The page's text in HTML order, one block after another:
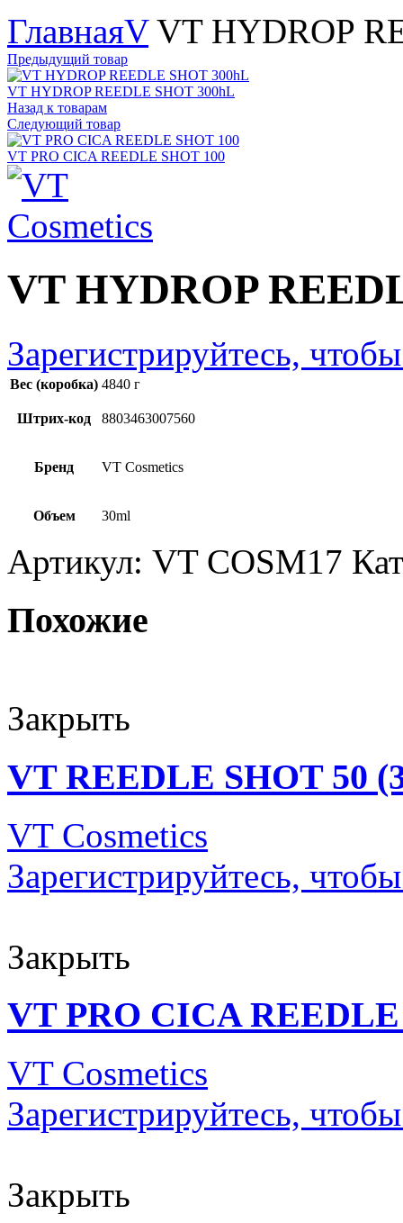
ГлавнаяVVT HYDROP
Предыдущий товар
VT HYDROP REEDLE SHOT 300hL
Назад к товарам
Следующий товар
VT PRO CICA REEDLE SHOT 100
VT HYDROP
Зарегистрируйтесь,
Вес (коробка) 4840 г
Штрих-код 8803463007560
Бренд VT Cosmetics
Объем 30ml
Артикул: VT COSM17
Похожие
Закрыть
VT REEDLE SHOT 50
VT Cosmetics
Зарегистрируйтесь,
Закрыть
VT PRO CICA REEDLE
VT Cosmetics
Зарегистрируйтесь,
Закрыть